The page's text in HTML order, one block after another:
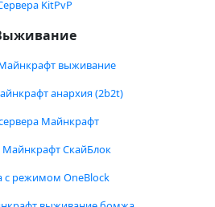
KitPvP
выживание
анархия (2b2t)
Майнкрафт
Майнкрафт СкайБлок
с режимом OneBlock